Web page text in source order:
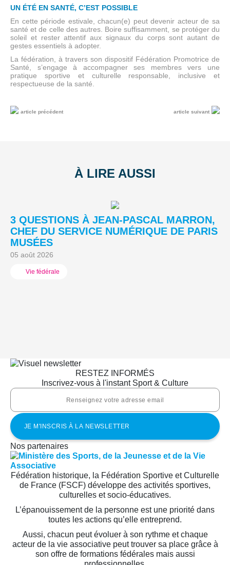
UN ÉTÉ EN SANTÉ, C’EST POSSIBLE
En cette période estivale, chacun(e) peut devenir acteur de sa
santé et de celle des autres. Boire suffisamment, se protéger du
soleil et rester attentif aux signaux du corps sont autant de
gestes essentiels à adopter.
La fédération, à travers son dispositif Fédération Promotrice de
Santé, s’engage à accompagner ses membres vers une
pratique sportive et culturelle responsable, inclusive et
respectueuse de la santé.
article précédent article suivant
À LIRE AUSSI
3 QUESTIONS À JEAN-PASCAL MARRON,
CHEF DU SERVICE NUMÉRIQUE DE PARIS
MUSÉES
05 août 2026
Vie fédérale
RESTEZ INFORMÉS
Inscrivez-vous à l'instant Sport & Culture
Nos partenaires
Fédération historique, la Fédération Sportive et Culturelle
de France (FSCF) développe des activités sportives,
culturelles et socio-éducatives.
L’épanouissement de la personne est une priorité dans
toutes les actions qu’elle entreprend.
Aussi, chacun peut évoluer à son rythme et chaque
acteur de la vie associative peut trouver sa place grâce à
son offre de formations fédérales mais aussi